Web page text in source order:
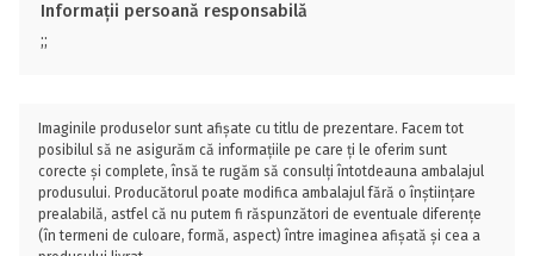
Informații persoană responsabilă
;;
Imaginile produselor sunt afișate cu titlu de prezentare. Facem tot
posibilul să ne asigurăm că informațiile pe care ți le oferim sunt
corecte și complete, însă te rugăm să consulți întotdeauna ambalajul
produsului. Producătorul poate modifica ambalajul fără o înștiințare
prealabilă, astfel că nu putem fi răspunzători de eventuale diferențe
(în termeni de culoare, formă, aspect) între imaginea afișată și cea a